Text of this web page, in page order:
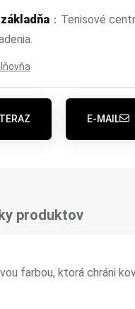
：Tenisové
E-MAIL
produktov
farbou, ktorá chráni